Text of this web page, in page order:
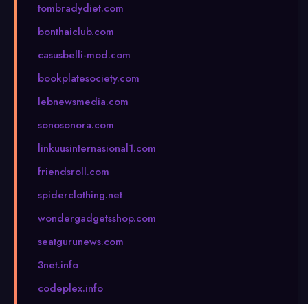
tombradydiet.com
bonthaiclub.com
casusbelli-mod.com
bookplatesociety.com
lebnewsmedia.com
sonosonora.com
linkuusinternasional1.com
friendsroll.com
spiderclothing.net
wondergadgetsshop.com
seatgurunews.com
3net.info
codeplex.info